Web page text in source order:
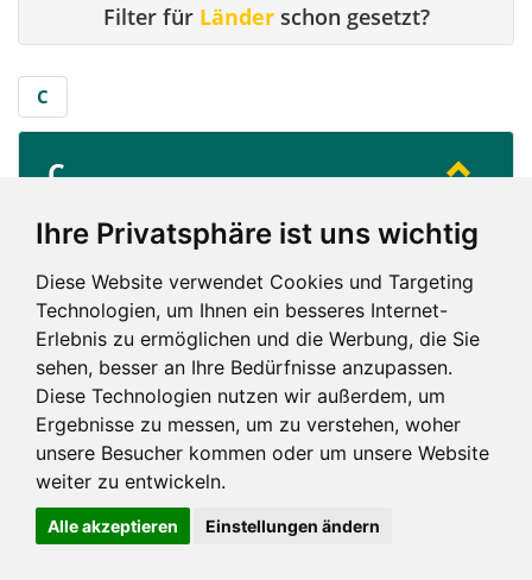
Ihre Privatsphäre ist uns wichtig
Diese Website verwendet Cookies und Targeting
Technologien, um Ihnen ein besseres Internet-
Erlebnis zu ermöglichen und die Werbung, die Sie
sehen, besser an Ihre Bedürfnisse anzupassen.
Diese Technologien nutzen wir außerdem, um
Ergebnisse zu messen, um zu verstehen, woher
unsere Besucher kommen oder um unsere Website
weiter zu entwickeln.
Alle akzeptieren Einstellungen ändern
Filter für Länderschon gesetzt?
C
C...
City (Innsbruck)
C
Impressum und mehr